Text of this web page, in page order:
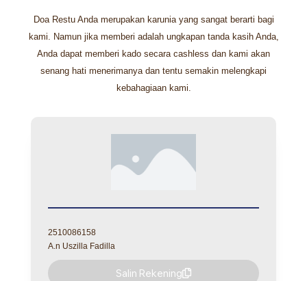
Doa Restu Anda merupakan karunia yang sangat berarti bagi
kami. Namun jika memberi adalah ungkapan tanda kasih Anda,
Anda dapat memberi kado secara cashless dan kami akan
senang hati menerimanya dan tentu semakin melengkapi
kebahagiaan kami.
2510086158
A.n Uszilla Fadilla
Salin Rekening